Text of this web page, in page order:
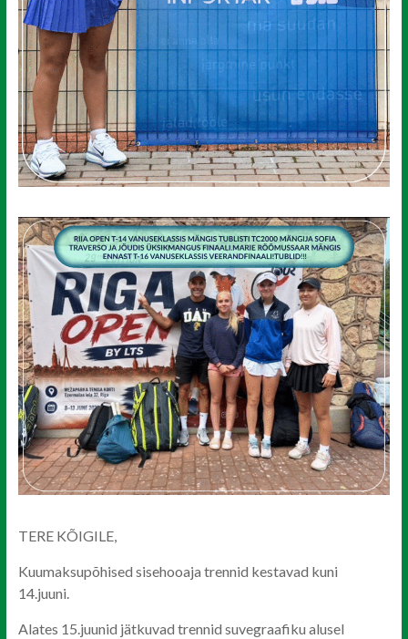
TERE KÕIGILE,
Kuumaksupõhised sisehooaja trennid kestavad kuni
14.juuni.
Alates 15.juunid jätkuvad trennid suvegraafiku alusel